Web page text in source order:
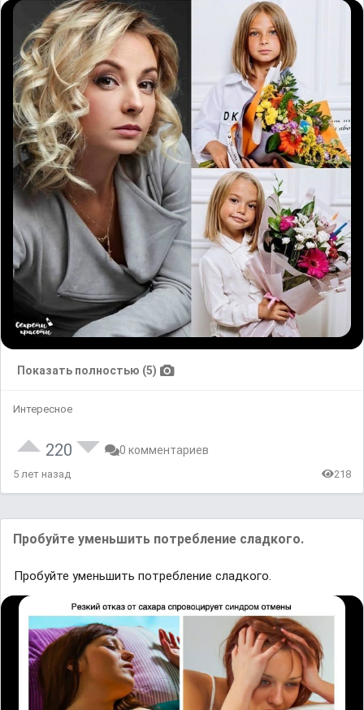
Показать полностью (5)
Интересное
220 0 комментариев
5 лет назад 218
Пробуйте уменьшить потребление сладкого.
Пробуйте уменьшить потребление сладкого.